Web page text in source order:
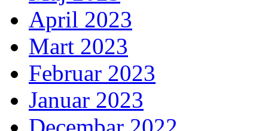
April 2023
Mart 2023
Februar 2023
Januar 2023